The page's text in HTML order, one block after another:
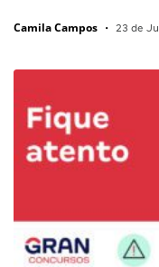
Camila Campos • 23 de